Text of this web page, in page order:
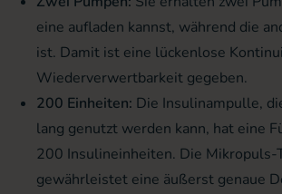
eine aufladen kannst, während die
ist. Damit ist eine lückenlose
Wiederverwertbarkeit gegeben.
200 Einheiten: Die Insulinampulle,
lang genutzt werden kann, hat eine
200 Insulineinheiten. Die Mikropuls-
gewährleistet eine äußerst genaue